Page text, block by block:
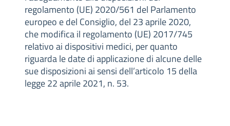
regolamento (UE) 2020/561 del Parlamento
europeo e del Consiglio, del 23 aprile 2020,
che modifica il regolamento (UE) 2017/745
relativo ai dispositivi medici, per quanto
riguarda le date di applicazione di alcune delle
sue disposizioni ai sensi dell’articolo 15 della
legge 22 aprile 2021, n. 53.